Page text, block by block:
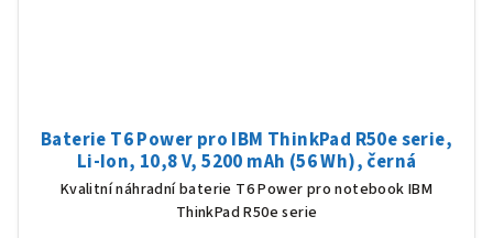
Baterie T6 Power pro IBM ThinkPad R50e serie,
Li-Ion, 10,8 V, 5200 mAh (56 Wh), černá
Kvalitní náhradní baterie T6 Power pro notebook IBM
ThinkPad R50e serie